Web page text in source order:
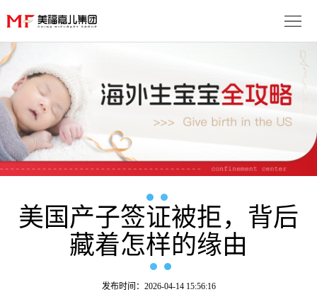
子
优
势
服
务
流
月
子
成
美国产子签证被拒，背后
藏着怎样的缘由
发布时间：2026-04-14 15:56:16